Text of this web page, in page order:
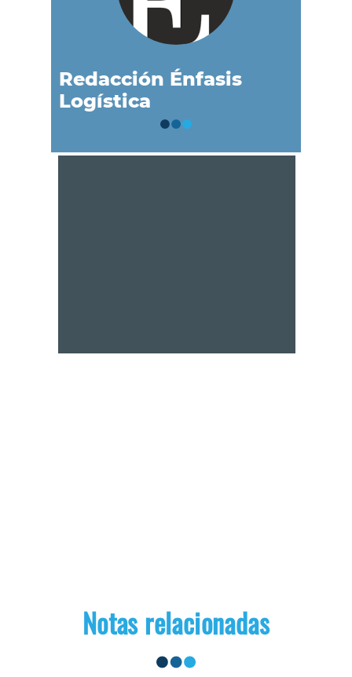
Redacción Énfasis
Logística
Notas relacionadas